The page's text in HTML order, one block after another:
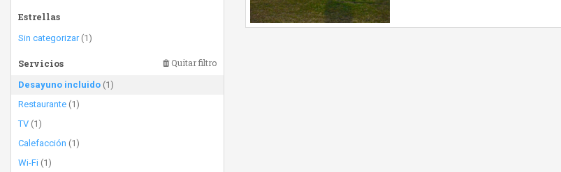
Estrellas
Sin categorizar(1)
Servicios Quitar filtro
Desayuno incluido (1)
Restaurante (1)
TV (1)
Calefacción (1)
Wi-Fi (1)